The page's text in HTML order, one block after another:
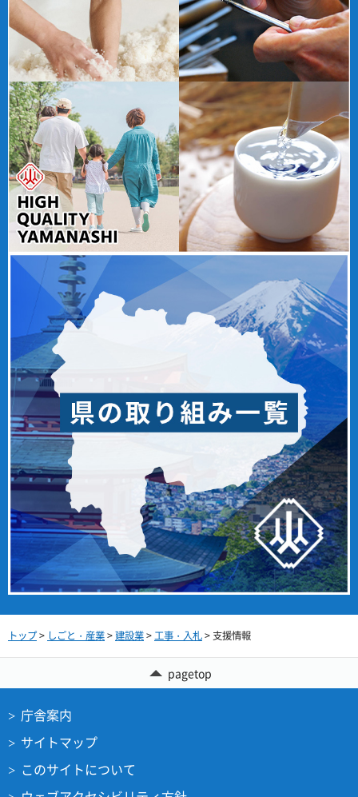
トップ> しごと・産業>建設業>工事・入札> 支援情報
pagetop
庁舎案内
サイトマップ
このサイトについて